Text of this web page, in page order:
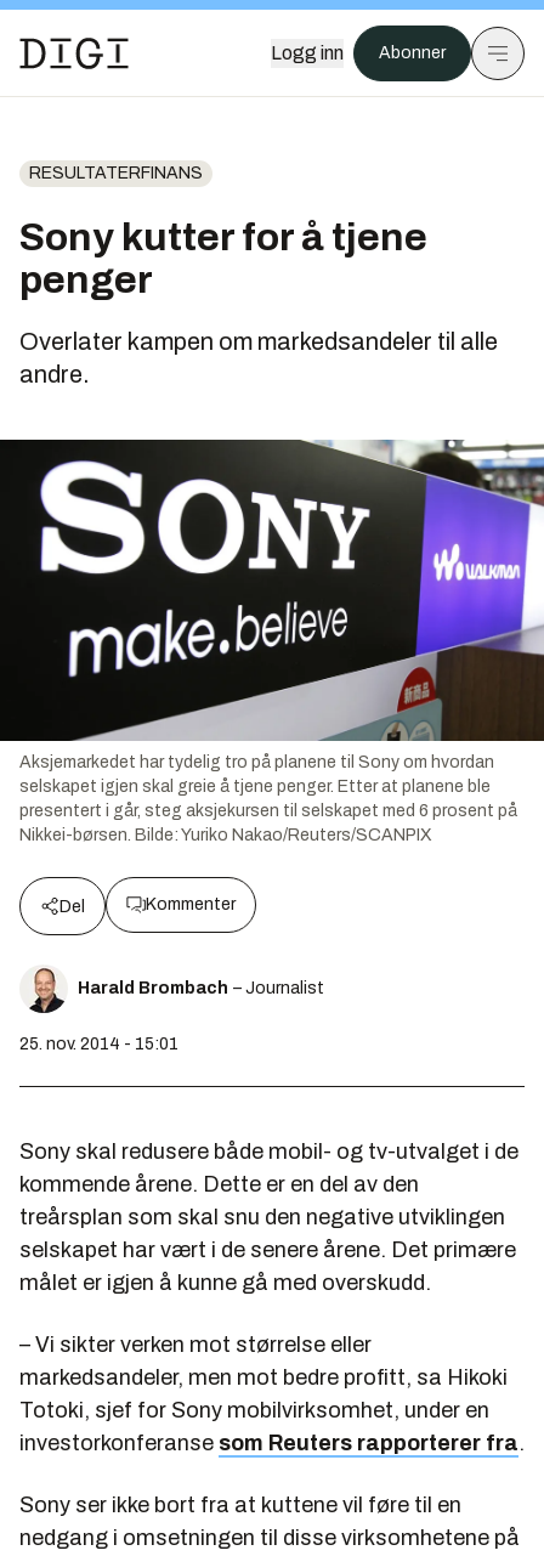
Logg inn Abonner
RESULTATERFINANS
Sony kutter for å tjene
penger
Overlater kampen om markedsandeler til alle
andre.
Aksjemarkedet har tydelig tro på planene til Sony om hvordan
selskapet igjen skal greie å tjene penger. Etter at planene ble
presentert i går, steg aksjekursen til selskapet med 6 prosent på
Nikkei-børsen. Bilde: Yuriko Nakao/Reuters/SCANPIX
Del Kommenter
Harald Brombach – Journalist
25. nov. 2014 - 15:01
Sony skal redusere både mobil- og tv-utvalget i de
kommende årene. Dette er en del av den
treårsplan som skal snu den negative utviklingen
selskapet har vært i de senere årene. Det primære
målet er igjen å kunne gå med overskudd.
– Vi sikter verken mot størrelse eller
markedsandeler, men mot bedre profitt, sa Hikoki
Totoki, sjef for Sony mobilvirksomhet, under en
investorkonferanse som Reuters rapporterer fra.
Sony ser ikke bort fra at kuttene vil føre til en
nedgang i omsetningen til disse virksomhetene på